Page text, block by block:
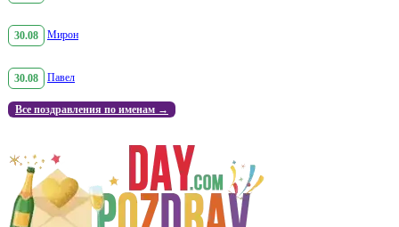
30.08 Мирон
30.08 Павел
Все поздравления по именам →